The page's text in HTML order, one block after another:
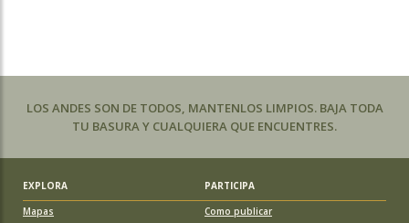
LOS ANDES SON DE TODOS, MANTENLOS LIMPIOS. BAJA TODA
TU BASURA Y CUALQUIERA QUE ENCUENTRES.
EXPLORA
PARTICIPA
Mapas
Como publicar